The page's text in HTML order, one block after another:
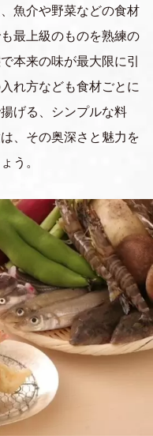
魚介や野菜などの食材
最上級のものを熟練の
本来の味が最大限に引
れ方なども食材ごとに
げる、シンプルな料
、その奥深さと魅力を
う。